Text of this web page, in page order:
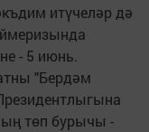
итүчеләр дә
- 5 июнь.
"Бердәм
төп бурычы -